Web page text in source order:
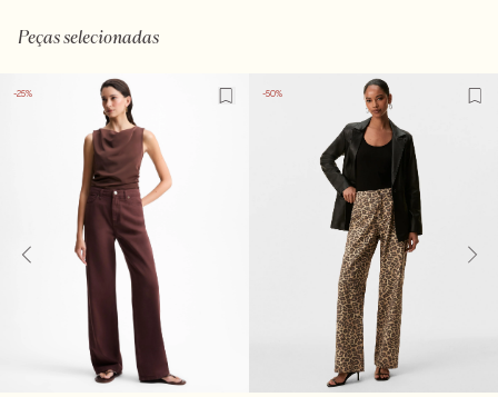
Peças selecionadas
-25% -50%